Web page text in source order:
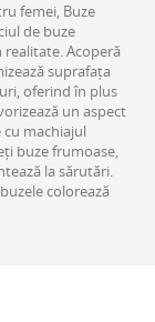
femei, Buze
de buze
realitate. Acoperă
suprafața
oferind în plus
un aspect
machiajul
buze frumoase,
la sărutări.
colorează